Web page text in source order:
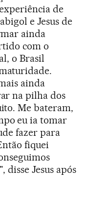
de
e Jesus de
ainda
com o
o Brasil
ainda
na pilha dos
Me bateram,
eu ia tomar
fazer para
fiquei
Jesus após